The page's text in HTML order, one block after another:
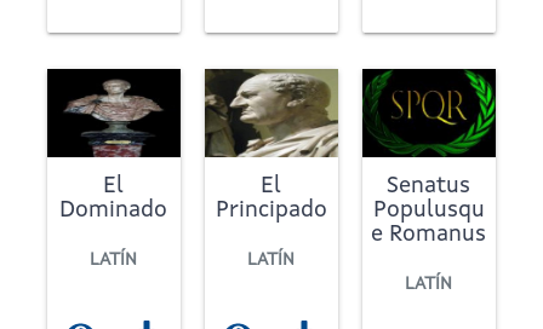
El
Dominado
LATÍN
El
Principado
LATÍN
Senatus
Populusqu
e Romanus
LATÍN